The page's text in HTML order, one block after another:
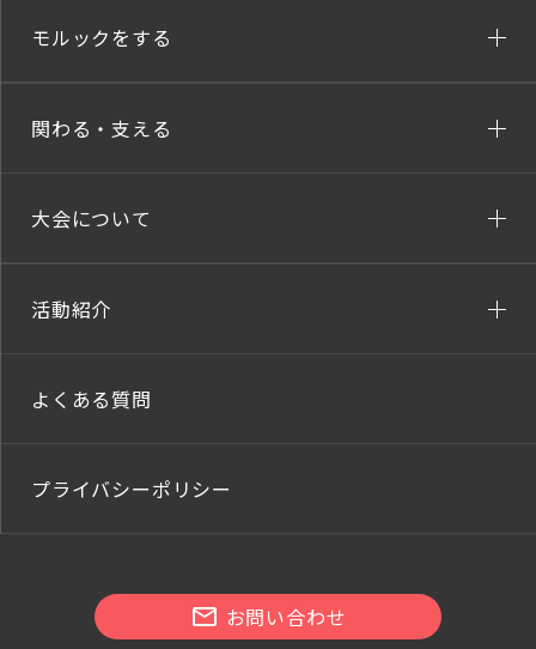
モルックをする
関わる・支える
大会について
活動紹介
よくある質問
プライバシーポリシー
お問い合わせ